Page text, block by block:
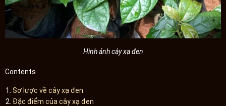
Hình ảnh cây xạ đen
Contents
Sơ lược về cây xạ đen
Đặc điểm của cây xạ đen